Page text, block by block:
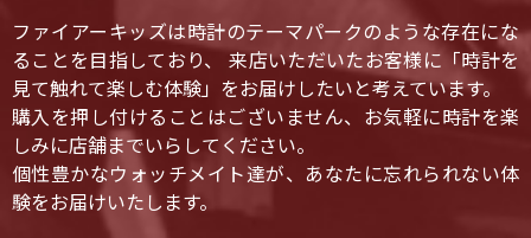
ファイアーキッズは時計のテーマパークのような存在にな
ることを目指しており、 来店いただいたお客様に「時計を
見て触れて楽しむ体験」をお届けしたいと考えています。
購入を押し付けることはございません、お気軽に時計を楽
しみに店舗までいらしてください。
個性豊かなウォッチメイト達が、あなたに忘れられない体
験をお届けいたします。